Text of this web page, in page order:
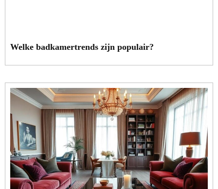
Welke badkamertrends zijn populair?